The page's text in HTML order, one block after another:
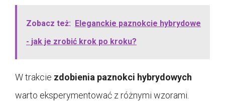
Zobacz też: Eleganckie paznokcie hybrydowe
- jak je zrobić krok po kroku?
W trakcie zdobienia paznokci hybrydowych
warto eksperymentować z różnymi wzorami.